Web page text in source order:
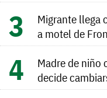
Migrante llega
a motel de
Madre de niño
decide